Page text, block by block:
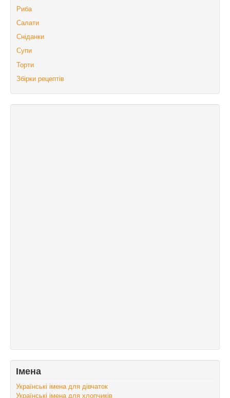
Риба
Салати
Сніданки
Супи
Торти
Збірки рецептів
Імена
Українські імена для дівчаток
Українські імена для хлопчиків